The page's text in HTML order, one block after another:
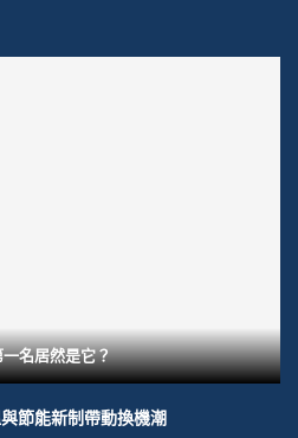
名居然是它？
節能新制帶動換機潮